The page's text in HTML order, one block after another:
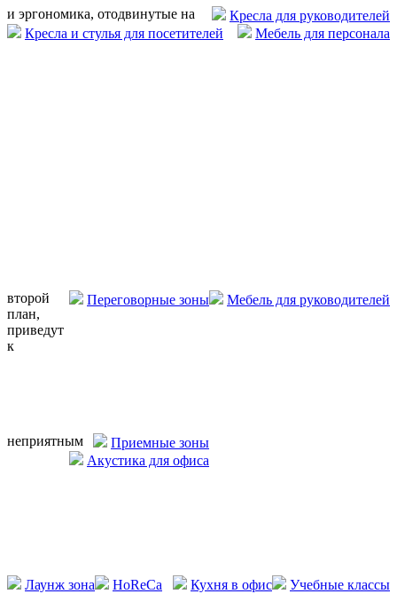
Кресла для руководителей
Кресла и стулья для посетителей
Мебель для персонала
Мебель для руководителей
Переговорные зоны
Приемные зоны
Акустика для офиса
Учебные классы
Лаунж зона Кухня в офис
HoReCa
и эргономика, отодвинутые на
второй
план,
приведут
к
неприятным